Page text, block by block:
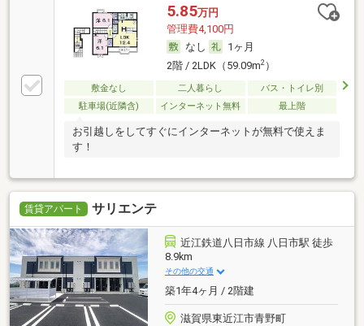
5.85万円
管理費4,100円
なし
1ヶ月
2階 / 2LDK（59.09m2）
敷金なし 二人暮らし
バス・トイレ別
駐車場(近隣含)
インターネット無料 最上階
お引越しをしてすぐにインターネットが無料で使えま
す！
賃貸アパート サリエンテ
近江鉄道八日市線 八日市駅 徒歩
8.9km
その他の交通
築1年4ヶ月 / 2階建
滋賀県東近江市青野町